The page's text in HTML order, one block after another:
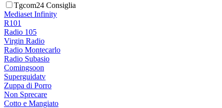
Tgcom24 Consiglia
Mediaset Infinity
R101
Radio 105
Virgin Radio
Radio Montecarlo
Radio Subasio
Comingsoon
Superguidatv
Zuppa di Porro
Non Sprecare
Cotto e Mangiato